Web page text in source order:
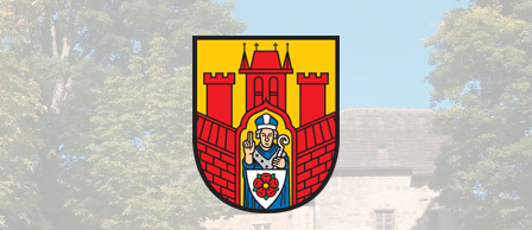
Skip
to
content
Skip
to
main
navigation
Skip
to
footer